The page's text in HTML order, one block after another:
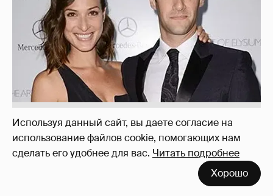
Используя данный сайт, вы даете согласие на
использование файлов cookie, помогающих нам
сделать его удобнее для вас. Читать подробнее
Хорошо
У Джастина Барты и Лиа Смит родилась
дочка
5